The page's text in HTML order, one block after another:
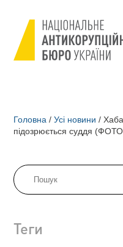
Головна / Усі новини /
підозрюється суддя
Теги